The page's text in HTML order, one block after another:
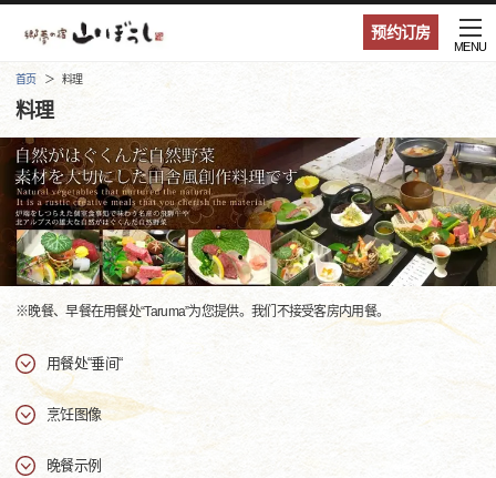
预约订房
MENU
首页 料理
料理
※晚餐、早餐在用餐处“Taruma”为您提供。我们不接受客房内用餐。
用餐处“垂间“
烹饪图像
晚餐示例